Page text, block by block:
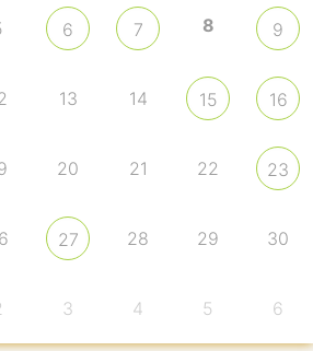
6 7 8 9
13 14 15 16
20 21 22 23
27 28 29 30
3 4 5 6